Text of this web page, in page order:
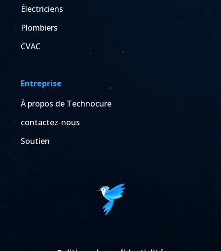
Électriciens
Plombiers
CVAC
Entreprise
À propos de Technocure
contactez-nous
Soutien